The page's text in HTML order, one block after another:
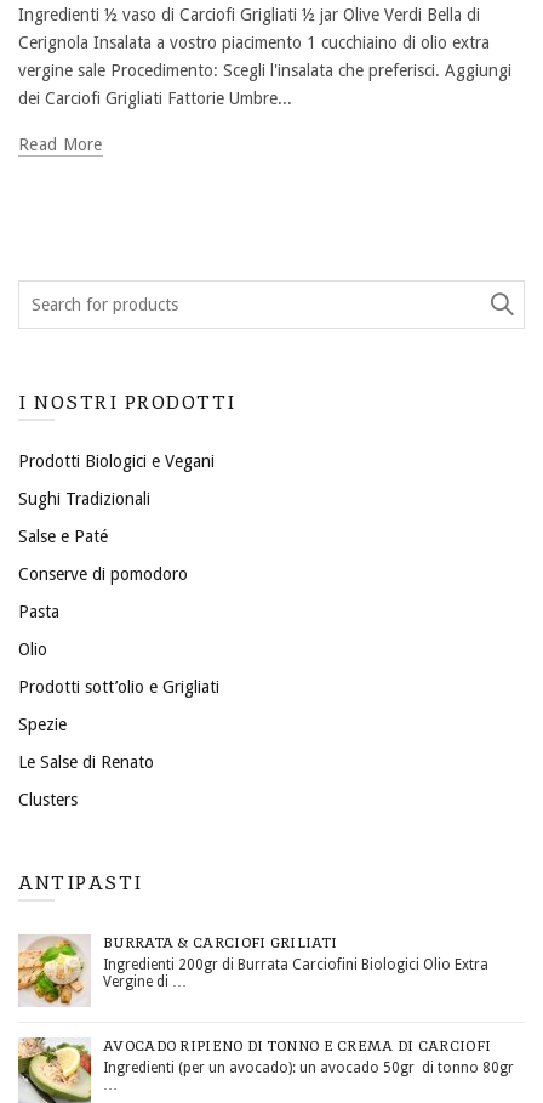
Ingredienti ½ vaso di Carciofi Grigliati ½ jar Olive Verdi Bella di
Cerignola Insalata a vostro piacimento 1 cucchiaino di olio extra
vergine sale Procedimento: Scegli l'insalata che preferisci. Aggiungi
dei Carciofi Grigliati Fattorie Umbre...
Read More
I NOSTRI PRODOTTI
Prodotti Biologici e Vegani
Sughi Tradizionali
Salse e Paté
Conserve di pomodoro
Pasta
Olio
Prodotti sott’olio e Grigliati
Spezie
Le Salse di Renato
Clusters
ANTIPASTI
BURRATA & CARCIOFI GRILIATI
Ingredienti 200gr di Burrata Carciofini Biologici Olio Extra
Vergine di …
AVOCADO RIPIENO DI TONNO E CREMA DI CARCIOFI
Ingredienti (per un avocado): un avocado 50gr di tonno 80gr
…